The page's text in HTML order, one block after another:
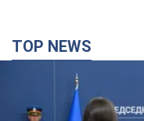
"Мы благодарны,
Зеленский